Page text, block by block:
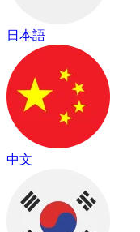
日本語
中文